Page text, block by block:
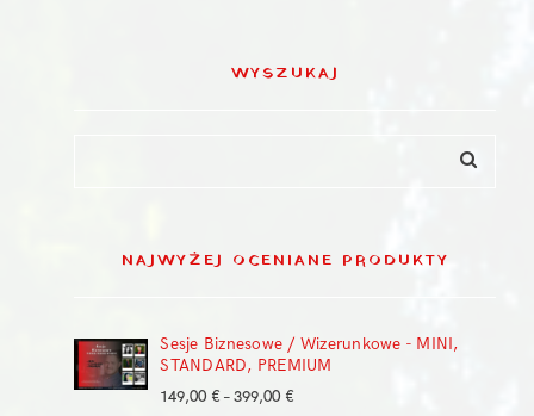
WYSZUKAJ
NAJWYŻEJ OCENIANE PRODUKTY
Sesje Biznesowe / Wizerunkowe - MINI,
STANDARD, PREMIUM
149,00 € – 399,00 €